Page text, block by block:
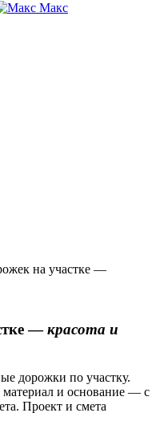
Макс
на участке —
—красота и
дорожки по участку.
и основание — с
Проект и смета